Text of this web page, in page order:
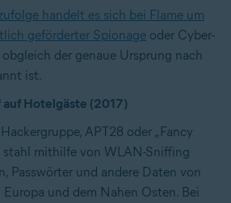
handelt es sich bei Flame um
geförderter Spionage oder Cyber-
obgleich der genaue Ursprung nach
ist.
Hotelgäste (2017)
APT28 oder „Fancy
stahl mithilfe von WLAN-Sniffing
Passwörter und andere Daten von
und dem Nahen Osten. Bei